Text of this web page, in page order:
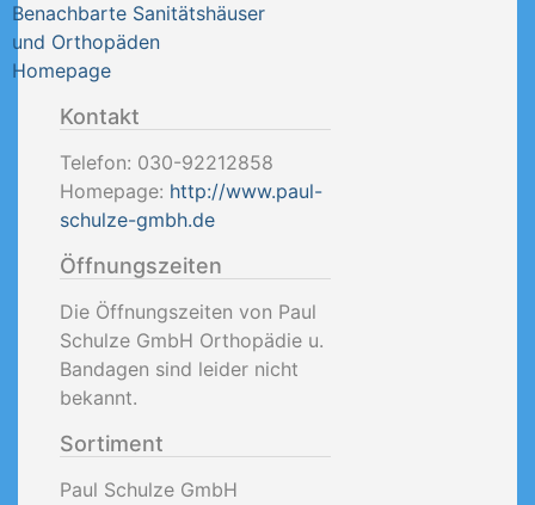
Benachbarte Sanitätshäuser
und Orthopäden
Homepage
Kontakt
Telefon: 030-92212858
Homepage: http://www.paul-
schulze-gmbh.de
Öffnungszeiten
Die Öffnungszeiten von Paul
Schulze GmbH Orthopädie u.
Bandagen sind leider nicht
bekannt.
Sortiment
Paul Schulze GmbH